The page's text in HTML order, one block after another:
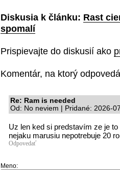
Diskusia k článku: Rast
spomalí
Prispievajte do diskusií ako
Komentár, na ktorý
Re: Ram is needed
Od: No neviem | Pridané: 2026-
Uz len ked si predstavím ze je
nejaku marusiu nepotrebuje 20
Odpovedať
Meno: